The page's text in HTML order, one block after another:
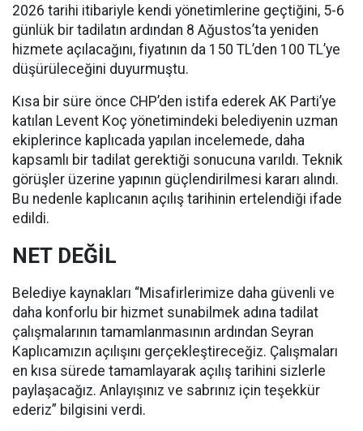
2026 tarihi itibariyle kendi yönetimlerine geçtiğini, 5-6
günlük bir tadilatın ardından 8 Ağustos’ta yeniden
hizmete açılacağını, fiyatının da 150 TL’den 100 TL’ye
düşürüleceğini duyurmuştu.
Kısa bir süre önce CHP’den istifa ederek AK Parti’ye
katılan Levent Koç yönetimindeki belediyenin uzman
ekiplerince kaplıcada yapılan incelemede, daha
kapsamlı bir tadilat gerektiği sonucuna varıldı. Teknik
görüşler üzerine yapının güçlendirilmesi kararı alındı.
Bu nedenle kaplıcanın açılış tarihinin ertelendiği ifade
edildi.
NET DEĞİL
Belediye kaynakları “Misafirlerimize daha güvenli ve
daha konforlu bir hizmet sunabilmek adına tadilat
çalışmalarının tamamlanmasının ardından Seyran
Kaplıcamızın açılışını gerçekleştireceğiz. Çalışmaları
en kısa sürede tamamlayarak açılış tarihini sizlerle
paylaşacağız. Anlayışınız ve sabrınız için teşekkür
ederiz” bilgisini verdi.